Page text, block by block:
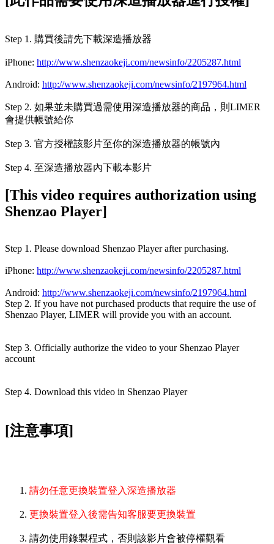
Step 1. 購買後請先下載深造播放器
iPhone: http://www.shenzaokeji.com/newsinfo/2205287.html
Android: http://www.shenzaokeji.com/newsinfo/2197964.html
Step 2. 如果並未購買過需使用深造播放器的商品，則LIMER
會提供帳號給你
Step 3. 官方授權該影片至你的深造播放器的帳號內
Step 4. 至深造播放器內下載本影片
[This video requires authorization using
Shenzao Player]
Step 1. Please download Shenzao Player after purchasing.
iPhone: http://www.shenzaokeji.com/newsinfo/2205287.html
Android: http://www.shenzaokeji.com/newsinfo/2197964.html
Step 2. If you have not purchased products that require the use of
Shenzao Player, LIMER will provide you with an account.
Step 3. Officially authorize the video to your Shenzao Player
account
Step 4. Download this video in Shenzao Player
[注意事項]
請勿任意更換裝置登入深造播放器
更換裝置登入後需告知客服要更換裝置
請勿使用錄製程式，否則該影片會被停權觀看